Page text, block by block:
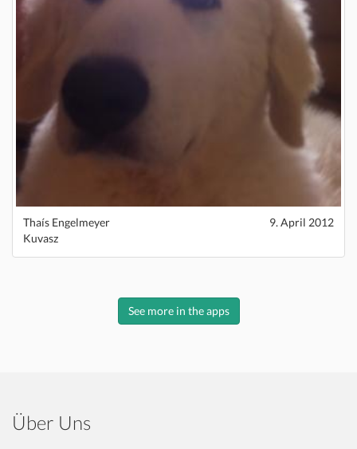
Thaís Engelmeyer
9. April 2012
Kuvasz
See more in the apps
Über Uns